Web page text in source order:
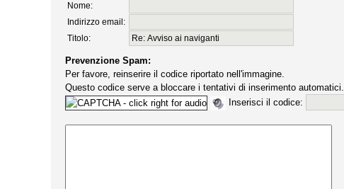
Nome:
Indirizzo email:
Titolo:
Prevenzione Spam:
Per favore, reinserire il codice riportato nell'immagine.
Questo codice serve a bloccare i tentativi di inserimento automatici.
Inserisci il codice: